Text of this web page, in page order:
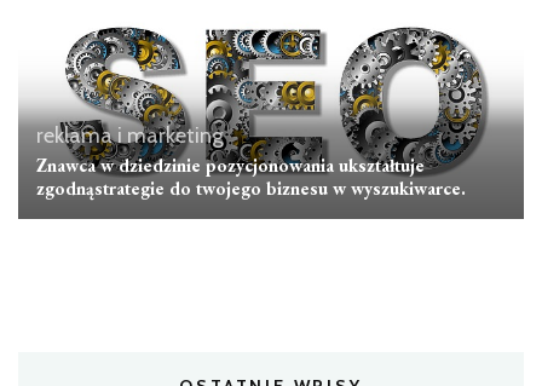
reklama i marketing
Znawca w dziedzinie pozycjonowania ukształtuje
zgodnąstrategie do twojego biznesu w wyszukiwarce.